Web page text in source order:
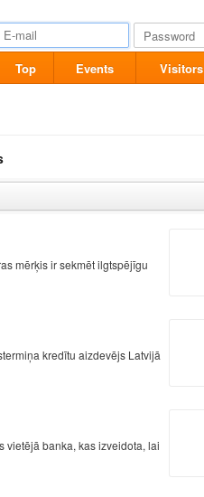
Top Events Visitors
mērķis ir sekmēt ilgtspējīgu
kredītu aizdevējs Latvijā
vietējā banka, kas izveidota, lai